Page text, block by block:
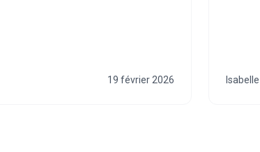
19 février 2026